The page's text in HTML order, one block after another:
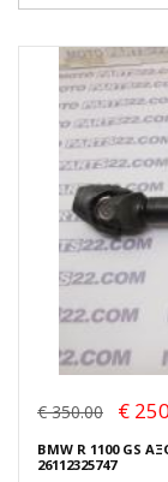
€ 350.00 €
BMW R 1100 GS
26112325747